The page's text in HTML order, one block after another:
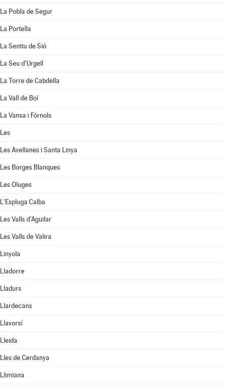
La Pobla de Segur
La Portella
La Sentiu de Sió
La Seu d'Urgell
La Torre de Cabdella
La Vall de Boí
La Vansa i Fórnols
Les
Les Avellanes i Santa Linya
Les Borges Blanques
Les Oluges
L'Espluga Calba
Les Valls d'Aguilar
Les Valls de Valira
Linyola
Lladorre
Lladurs
Llardecans
Llavorsí
Lleida
Lles de Cerdanya
Llimiana